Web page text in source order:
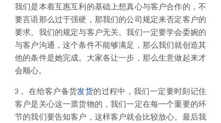
我们是本着互惠互利的基础上想真心与客户合作的，不
要言语那么过于强硬，那我们的公司规定来否定客户的
要求。我们的规定与客户无关。我们一定要学会委婉的
与客户沟通，这个条件不能够满足，那么我们就创造其
他的条件是她完成。大家各让一步，那么生意做起来才
会顺心。
3， 在给客户备货发货的过程中，我们一定要时刻记住
客户是关心这一票货物的，我们一定在每一个重要的环
节的我们要告知客户，这样客户就会比较放心。最后我